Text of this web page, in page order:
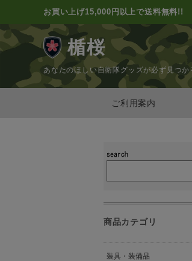
お買い上げ15,000円以上で送料無料!!
楯桜
あなたのほしい自衛隊グッズが必ず見つか
ご利用案内
商品カテゴリ
装具・装備品